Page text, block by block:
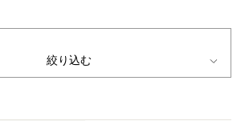
絞り込む